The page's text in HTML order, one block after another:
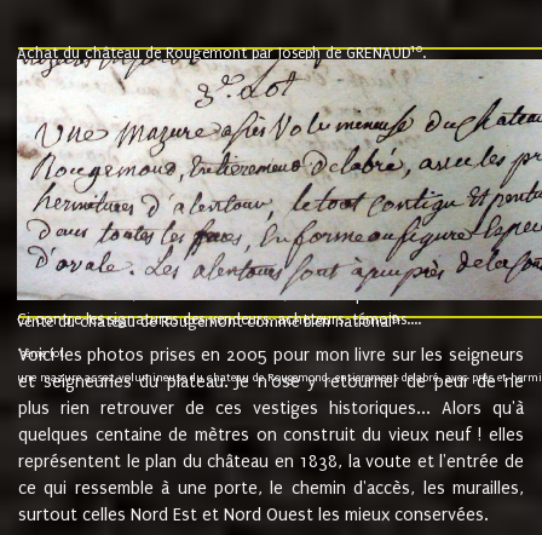
Achat du château de Rougemont par Joseph de GRENAUD10.
"l'an mil six cent soixante treze le ving neuvième jour du mois de
nommé fut présent Messire Claude Guillaume de Moyriat chevalier baron
vend, purement simplement et irrevocablement a monseigneur monsieur
et chavannes conseiller du roy au parlement de Bourgogne, present et
que le dit seigneur Baron de la Vellière a sur ses hommes, indivisables et
de la Velliere tout ainsi et comme le dit seigneur Baron et ses
présent......"
suivent les rentes, donation des terriers, etc... au prix de 880 livre louis
Ci contre les signatures des vendeurs, acheteurs, témoins....
vente du château de Rougemont comme bien national9.
"3ème lot
une mazure assez volumineuse du chateau de Rougemond, entierement delabré, avec près et
Voici les photos prises en 2005 pour mon livre sur les seigneurs
et seigneuries du plateau. Je n'ose y retourner de peur de ne
plus rien retrouver de ces vestiges historiques... Alors qu'à
quelques centaine de mètres on construit du vieux neuf ! elles
représentent le plan du château en 1838, la voute et l'entrée de
ce qui ressemble à une porte, le chemin d'accès, les murailles,
surtout celles Nord Est et Nord Ouest les mieux conservées.